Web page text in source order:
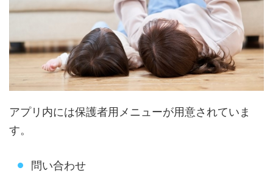
アプリ内には保護者用メニューが用意されていま
す。
問い合わせ